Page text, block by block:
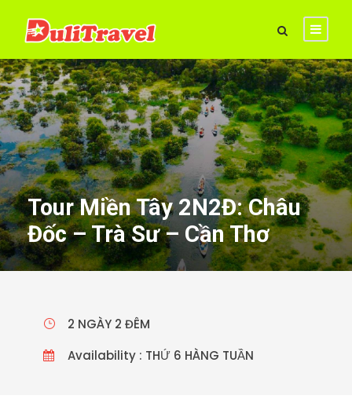
Tour Miền Tây 2N2Đ: Châu
Đốc – Trà Sư – Cần Thơ
2 NGÀY 2 ĐÊM
Availability : THỨ 6 HÀNG TUẦN